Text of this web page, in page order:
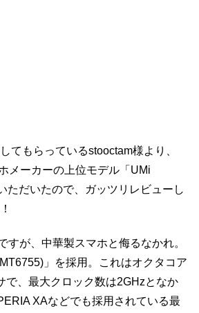
てもらっているstooctam様より、
メーカーの上位モデル「UMi
ただいたので、ガッツリレビューし
すが、中華製スマホと侮るなかれ。
」を採用。これはオクタコア
で、最大クロック数は2GHzとなか
XAなどでも採用されている最